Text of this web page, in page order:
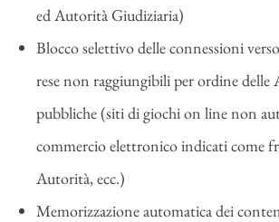
ed Autorità Giudiziaria)
Blocco selettivo delle connessioni
rese non raggiungibili per ordine delle
pubbliche (siti di giochi on line non
commercio elettronico indicati come
Autorità, ecc.)
Memorizzazione automatica dei